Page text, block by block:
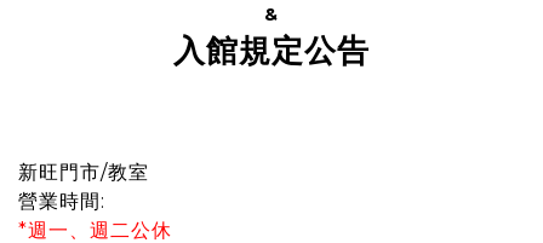
&
入館規定公告
新旺門市/教室
營業時間:
*週一、週二公休